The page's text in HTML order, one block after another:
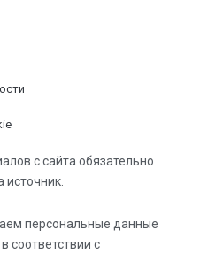
с сайта обязательно
источник.
персональные данные
соответствии с